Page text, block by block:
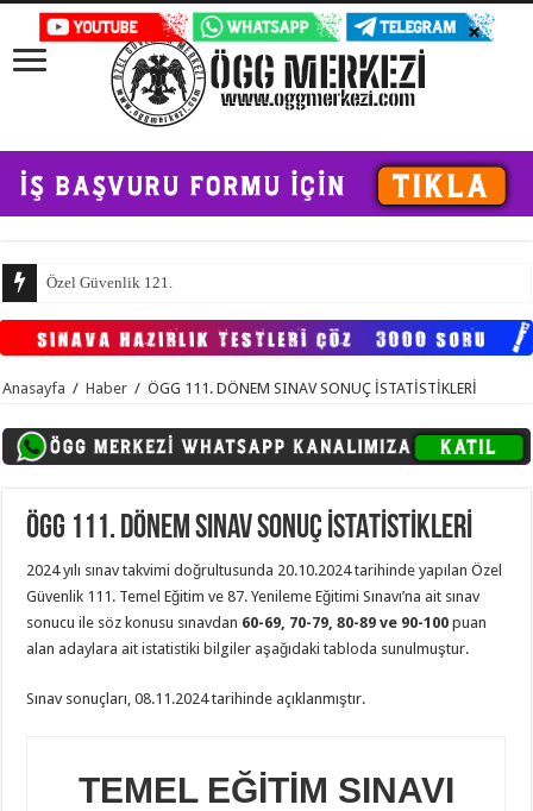
Özel Güvenlik 121. Dönem Temel Eğitim ve 97. Dön
Anasayfa / Haber / ÖGG 111. DÖNEM SINAV SONUÇ İSTATİSTİKLERİ
ÖGG 111. DÖNEM SINAV SONUÇ İSTATİSTİKLERİ
2024 yılı sınav takvimi doğrultusunda 20.10.2024 tarihinde yapılan Özel
Güvenlik 111. Temel Eğitim ve 87. Yenileme Eğitimi Sınavı’na ait sınav
sonucu ile söz konusu sınavdan 60-69, 70-79, 80-89 ve 90-100 puan
alan adaylara ait istatistiki bilgiler aşağıdaki tabloda sunulmuştur.
Sınav sonuçları, 08.11.2024 tarihinde açıklanmıştır.
TEMEL EĞİTİM SINAVI